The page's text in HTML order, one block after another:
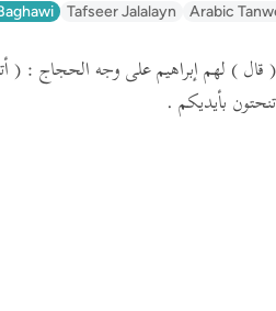
Tafseer Jalalayn Arabic
( قال ) لهم إبراهيم على وجه الحجاج : (
تنحتون بأيديكم .